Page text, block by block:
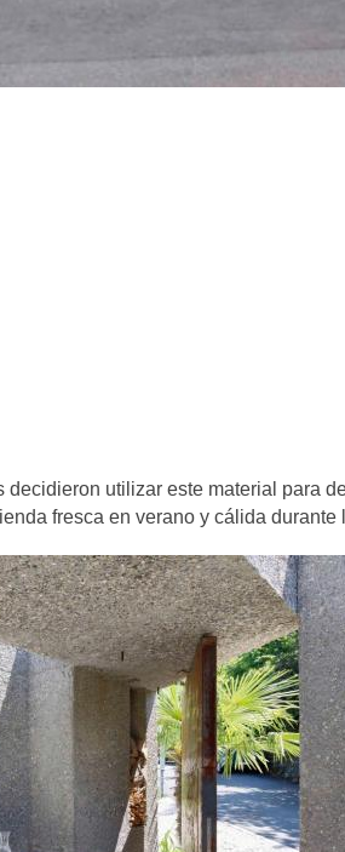
utilizar este material para
fresca en verano y cálida durante